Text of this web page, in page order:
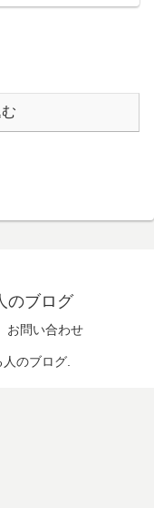
のブログ
お問い合わせ
のブログ.